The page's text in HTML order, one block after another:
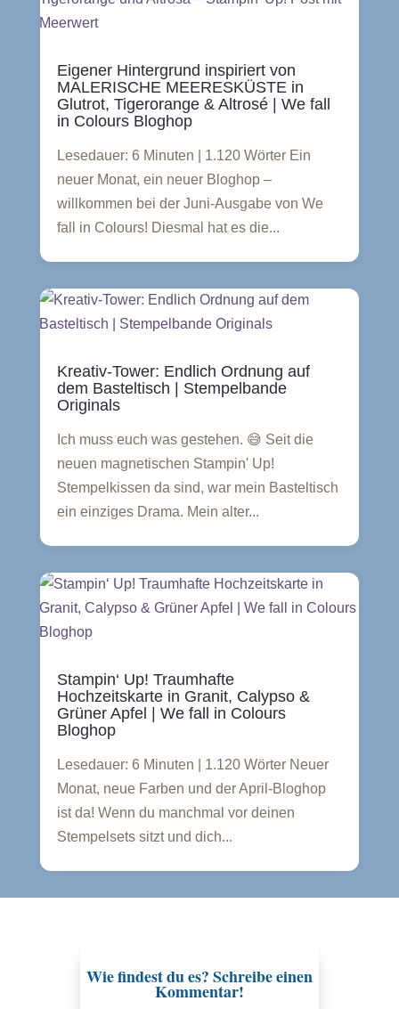
Eigener Hintergrund inspiriert von
MALERISCHE MEERESKÜSTE in
Glutrot, Tigerorange & Altrosé | We fall
in Colours Bloghop
Lesedauer: 6 Minuten | 1.120 Wörter Ein
neuer Monat, ein neuer Bloghop –
willkommen bei der Juni-Ausgabe von We
fall in Colours! Diesmal hat es die...
Kreativ-Tower: Endlich Ordnung auf
dem Basteltisch | Stempelbande
Originals
Ich muss euch was gestehen. 😅 Seit die
neuen magnetischen Stampin' Up!
Stempelkissen da sind, war mein Basteltisch
ein einziges Drama. Mein alter...
Stampin‘ Up! Traumhafte
Hochzeitskarte in Granit, Calypso &
Grüner Apfel | We fall in Colours
Bloghop
Lesedauer: 6 Minuten | 1.120 Wörter Neuer
Monat, neue Farben und der April-Bloghop
ist da! Wenn du manchmal vor deinen
Stempelsets sitzt und dich...
Wie findest du es? Schreibe einen
Kommentar!